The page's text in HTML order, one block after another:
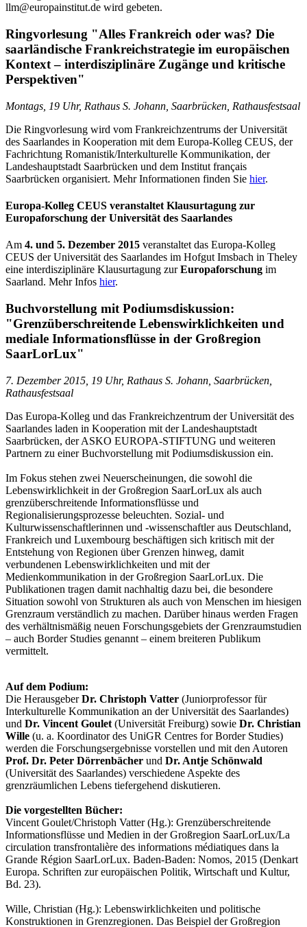
llm@europainstitut.de wird gebeten.
Ringvorlesung "Alles Frankreich oder was? Die
saarländische Frankreichstrategie im europäischen
Kontext – interdisziplinäre Zugänge und kritische
Perspektiven"
Montags, 19 Uhr, Rathaus S. Johann, Saarbrücken, Rathausfestsaal
Die Ringvorlesung wird vom Frankreichzentrums der Universität
des Saarlandes in Kooperation mit dem Europa-Kolleg CEUS, der
Fachrichtung Romanistik/Interkulturelle Kommunikation, der
Landeshauptstadt Saarbrücken und dem Institut français
Saarbrücken organisiert. Mehr Informationen finden Sie hier.
Europa-Kolleg CEUS veranstaltet Klausurtagung zur
Europaforschung der Universität des Saarlandes
Am 4. und 5. Dezember 2015 veranstaltet das Europa-Kolleg
CEUS der Universität des Saarlandes im Hofgut Imsbach in Theley
eine interdisziplinäre Klausurtagung zurEuropaforschung im
Saarland. Mehr Infos hier.
Buchvorstellung mit Podiumsdiskussion:
"Grenzüberschreitende Lebenswirklichkeiten und
mediale Informationsflüsse in der Großregion
SaarLorLux"
7. Dezember 2015, 19 Uhr, Rathaus S. Johann, Saarbrücken,
Rathausfestsaal
Das Europa-Kolleg und das Frankreichzentrum der Universität des
Saarlandes laden in Kooperation mit der Landeshauptstadt
Saarbrücken, der ASKO EUROPA-STIFTUNG und weiteren
Partnern zu einer Buchvorstellung mit Podiumsdiskussion ein.
Im Fokus stehen zwei Neuerscheinungen, die sowohl die
Lebenswirklichkeit in der Großregion SaarLorLux als auch
grenzüberschreitende Informationsflüsse und
Regionalisierungsprozesse beleuchten. Sozial- und
Kulturwissenschaftlerinnen und -wissenschaftler aus Deutschland,
Frankreich und Luxembourg beschäftigen sich kritisch mit der
Entstehung von Regionen über Grenzen hinweg, damit
verbundenen Lebenswirklichkeiten und mit der
Medienkommunikation in der Großregion SaarLorLux. Die
Publikationen tragen damit nachhaltig dazu bei, die besondere
Situation sowohl von Strukturen als auch von Menschen im hiesigen
Grenzraum verständlich zu machen. Darüber hinaus werden Fragen
des verhältnismäßig neuen Forschungsgebiets der Grenzraumstudien
– auch Border Studies genannt – einem breiteren Publikum
vermittelt.
Auf dem Podium:
Die HerausgeberDr. Christoph Vatter (Juniorprofessor für
Interkulturelle Kommunikation an der Universität des Saarlandes)
und Dr. Vincent Goulet (Universität Freiburg) sowie Dr. Christian
Wille (u. a. Koordinator des UniGR Centres for Border Studies)
werden die Forschungsergebnisse vorstellen und mit den Autoren
Prof. Dr. Peter Dörrenbächer und Dr. Antje Schönwald
(Universität des Saarlandes) verschiedene Aspekte des
grenzräumlichen Lebens tiefergehend diskutieren.
Die vorgestellten Bücher:
Vincent Goulet/Christoph Vatter (Hg.): Grenzüberschreitende
Informationsflüsse und Medien in der Großregion SaarLorLux/La
circulation transfrontalière des informations médiatiques dans la
Grande Région SaarLorLux. Baden-Baden: Nomos, 2015 (Denkart
Europa. Schriften zur europäischen Politik, Wirtschaft und Kultur,
Bd. 23).
Wille, Christian (Hg.): Lebenswirklichkeiten und politische
Konstruktionen in Grenzregionen. Das Beispiel der Großregion